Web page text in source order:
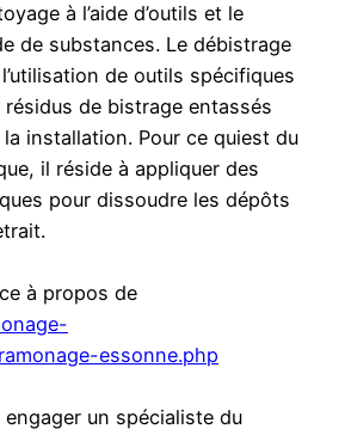
à l’aide d’outils et le
de substances. Le débistrage
de outils spécifiques
de bistrage entassés
installation. Pour ce quiest du
il réside à appliquer des
pour dissoudre les dépôts
à propos de
essonne.php
un spécialiste du